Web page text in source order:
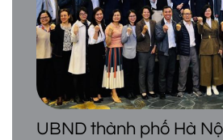
UBND thành phố Hà